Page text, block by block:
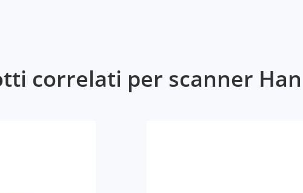
correlati per scanner Han